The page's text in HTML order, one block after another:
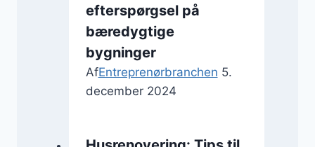
efterspørgsel på
bæredygtige
bygninger
AfEntreprenørbranchen 5.
december 2024